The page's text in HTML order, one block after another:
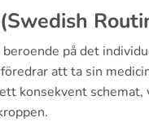
på det
att ta sin
konsekvent